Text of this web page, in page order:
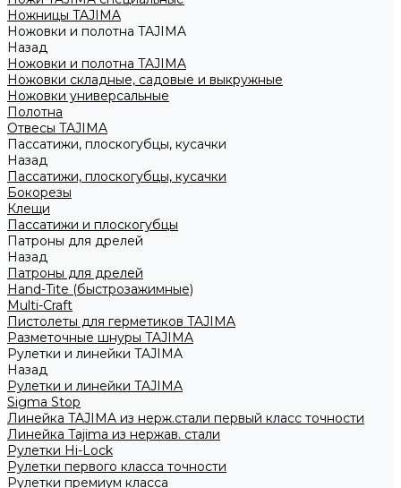
Ножницы TAJIMA
Ножовки и полотна TAJIMA
Назад
Ножовки и полотна TAJIMA
Ножовки складные, садовые и выкружные
Ножовки универсальные
Полотна
Отвесы TAJIMA
Пассатижи, плоскогубцы, кусачки
Назад
Пассатижи, плоскогубцы, кусачки
Бокорезы
Клещи
Пассатижи и плоскогубцы
Патроны для дрелей
Назад
Патроны для дрелей
Hand-Tite (быстрозажимные)
Multi-Craft
Пистолеты для герметиков TAJIMA
Разметочные шнуры TAJIMA
Рулетки и линейки TAJIMA
Назад
Рулетки и линейки TAJIMA
Sigma Stop
Линейка TAJIMA из нерж.стали первый класс точности
Линейка Tajima из нержав. стали
Рулетки Hi-Lock
Рулетки первого класса точности
Рулетки премиум класса